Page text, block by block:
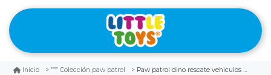
Inicio Colección paw patrol Paw patrol dino rescate vehiculos marshall